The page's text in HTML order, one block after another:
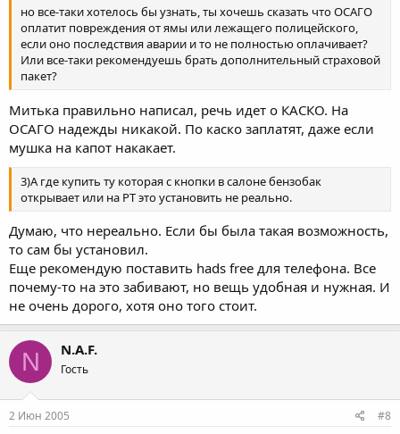
но все-таки хотелось бы узнать, ты хочешь сказать что ОСАГО
оплатит повреждения от ямы или лежащего полицейского,
если оно последствия аварии и то не полностью оплачивает?
Или все-таки рекомендуешь брать дополнительный страховой
пакет?
Митька правильно написал, речь идет о КАСКО. На
ОСАГО надежды никакой. По каско заплатят, даже если
мушка на капот накакает.
3)А где купить ту которая с кнопки в салоне бензобак
открывает или на PT это установить не реально.
Думаю, что нереально. Если бы была такая возможность,
то сам бы установил.
Еще рекомендую поставить hads free для телефона. Все
почему-то на это забивают, но вещь удобная и нужная. И
не очень дорого, хотя оно того стоит.
N N.A.F.
Гость
2 Июн 2005 #8